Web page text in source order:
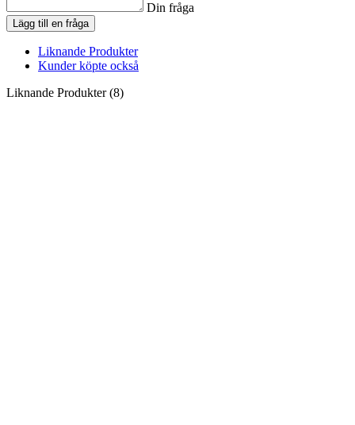
Din fråga
Lägg till en fråga
Liknande Produkter
Kunder köpte också
Liknande Produkter (8)